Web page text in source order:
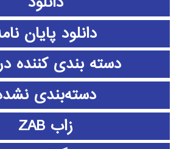
دانلود پايان
دسته بندی کننده
دسته‌بندی
زاب ZAB